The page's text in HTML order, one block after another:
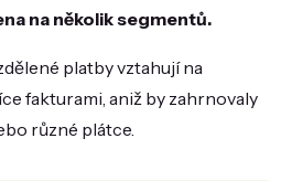
na několik segmentů.
platby vztahují na
fakturami, aniž by zahrnovaly
různé plátce.